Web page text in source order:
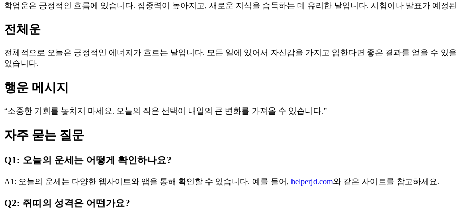
학업운은 긍정적인 흐름에 있습니다. 집중력이 높아지고, 새로운 지식을 습득하는 데 유리한 날입니다. 시험이나 발표가 예정
전체운
전체적으로 오늘은 긍정적인 에너지가 흐르는 날입니다. 모든 일에 있어서 자신감을 가지고 임한다면 좋은 결과를 얻을 수 있
있습니다.
행운 메시지
“소중한 기회를 놓치지 마세요. 오늘의 작은 선택이 내일의 큰 변화를 가져올 수 있습니다.”
자주 묻는 질문
Q1: 오늘의 운세는 어떻게 확인하나요?
A1: 오늘의 운세는 다양한 웹사이트와 앱을 통해 확인할 수 있습니다. 예를 들어, helperjd.com와 같은 사이트를 참고하세요.
Q2: 쥐띠의 성격은 어떤가요?